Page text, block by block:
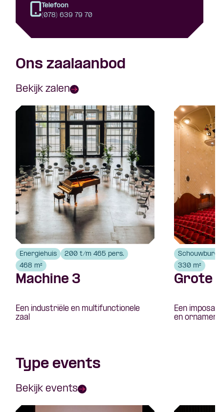
Telefoon
(078) 639 79 70
Ons zaalaanbod
Bekijk zalen
Energiehuis
200 t/m 465 pers.
468 m²
Machine 3
Een industriële en multifunctionele
zaal
Schouwburg
330 m²
Grote
Een
en
Type events
Bekijk events